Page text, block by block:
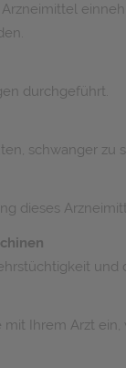
Arzneimittel
durchgeführt.
schwanger
dieses
Ihrem Arzt